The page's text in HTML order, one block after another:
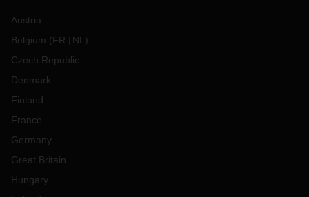
Austria
Belgium (FR NL )
Czech Republic
Denmark
Finland
France
Germany
Great Britain
Hungary